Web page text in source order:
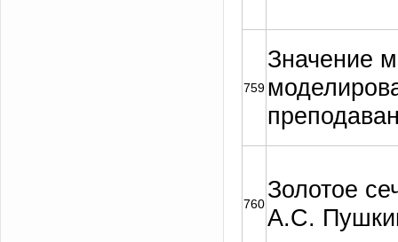
759
Значение
760
Золотое
А.С.